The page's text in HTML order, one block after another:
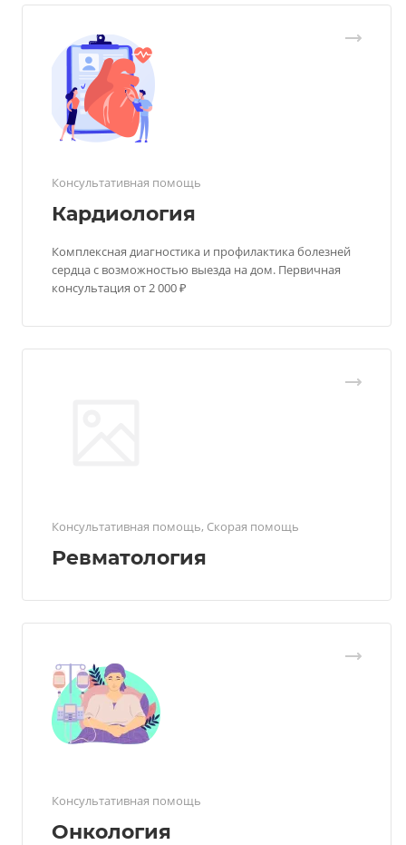
Консультативная помощь
Кардиология
Комплексная диагностика и профилактика болезней
сердца с возможностью выезда на дом. Первичная
консультация от 2 000 ₽
Консультативная помощь, Скорая помощь
Ревматология
Консультативная помощь
Онкология